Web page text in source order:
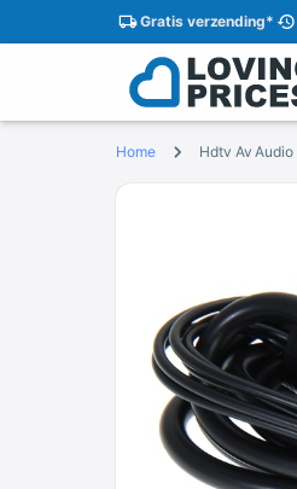
Gratisverzending*
Home